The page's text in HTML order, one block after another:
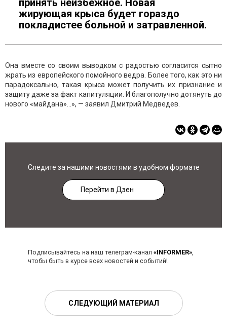
принять неизбежное. Новая
жирующая крыса будет гораздо
покладистее больной и затравленной.
Она вместе со своим выводком с радостью согласится сытно
жрать из европейского помойного ведра. Более того, как это ни
парадоксально, такая крыса может получить их признание и
защиту даже за факт капитуляции. И благополучно дотянуть до
нового «майдана»…», — заявил Дмитрий Медведев.
Следите за нашими новостями в удобном формате
Перейти в Дзен
Подписывайтесь на наш телеграм-канал «INFORMER»,
чтобы быть в курсе всех новостей и событий!
СЛЕДУЮЩИЙ МАТЕРИАЛ